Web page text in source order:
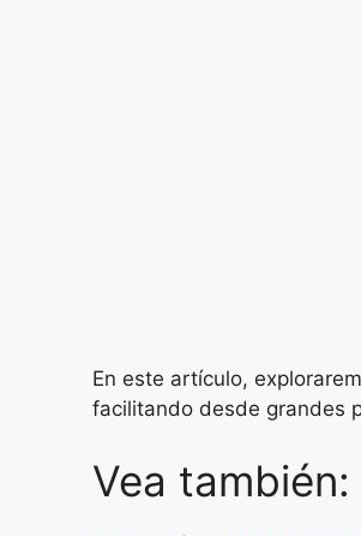
En este artículo,
facilitando desde grandes
Vea también: